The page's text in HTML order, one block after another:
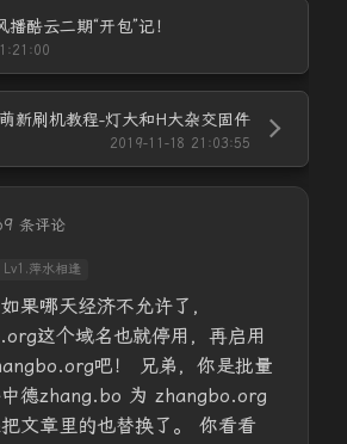
播酷云二期“开包”记！
新刷机教程-灯大和H大杂交固件
2019-11-18 21:03:55
条评论
Lv1.萍水相逢
果哪天经济不允许了，
这个域名也就停用，再启用
吧！ 兄弟，你是批量
德zhang.bo 为 zhangbo.org
文章里的也替换了。 你看看